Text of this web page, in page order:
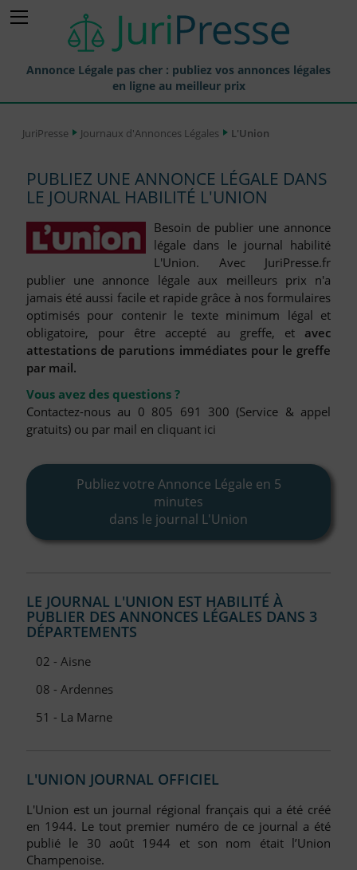
Annonce Légale pas cher : publiez vos annonces légales
en ligne au meilleur prix
Tarif et Prix d'une Annonce Légale
Journaux Habilités (JAL) Annonces Légales
Départements pour la Publication d'Annonces Légales
Liste des CCI
Le Blog pour les Entreprises
Nous Contacter
Compte PRO
JuriPresse Journaux d'Annonces Légales L'Union
PUBLIEZ UNE ANNONCE LÉGALE DANS
LE JOURNAL HABILITÉ L'UNION
Besoin de publier une annonce
légale dans le journal habilité
L'Union. Avec JuriPresse.fr
publier une annonce légale aux meilleurs prix n'a
jamais été aussi facile et rapide grâce à nos formulaires
optimisés pour contenir le texte minimum légal et
obligatoire, pour être accepté au greffe, et avec
attestations de parutions immédiates pour le greffe
par mail.
Vous avez des questions ?
Contactez-nous au 0 805 691 300 (Service & appel
gratuits) ou par mail en cliquant ici
Publiez votre Annonce Légale en 5
minutes
dans le journal L'Union
LE JOURNAL L'UNION EST HABILITÉ À
PUBLIER DES ANNONCES LÉGALES DANS 3
DÉPARTEMENTS
02 - Aisne
08 - Ardennes
51 - La Marne
L'UNION JOURNAL OFFICIEL
L'Union est un journal régional français qui a été créé
en 1944. Le tout premier numéro de ce journal a été
publié le 30 août 1944 et son nom était l’Union
Champenoise.